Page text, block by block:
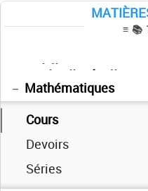
≡ 📚
Français
Devoirs
التاريخ
Devoirs
التفكير الإسلامي
Cours
Devoirs
Physique
Sciences SVT
Exercices
Mathématiques
Cours
Devoirs
Séries
Devoirs
Exercices
Cours
Devoirs
Vidéos
Cours
Devoirs